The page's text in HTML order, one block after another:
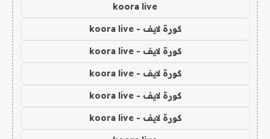
koora live
كورة لايف - koora live
كورة لايف - koora live
كورة لايف - koora live
كورة لايف - koora live
كورة لايف - koora live